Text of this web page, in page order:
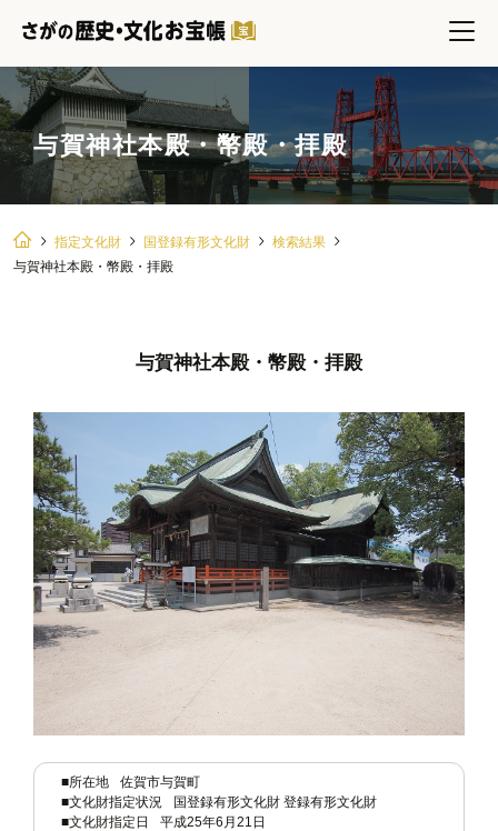
与賀神社本殿・幣殿・拝殿
指定文化財 国登録有形文化財
検索結果
与賀神社本殿・幣殿・拝殿
与賀神社本殿・幣殿・拝殿
■所在地
佐賀市与賀町
■文化財指定状況
国登録有形文化財 登録有形文化財
■文化財指定日
平成25年6月21日